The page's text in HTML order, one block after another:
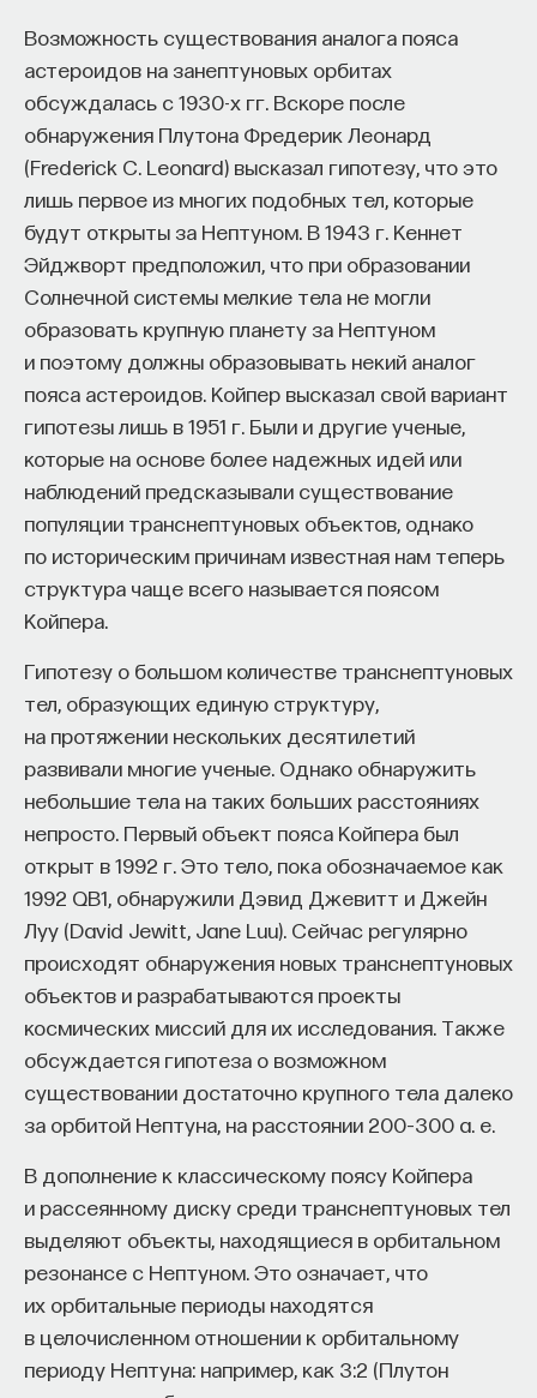
Возможность существования аналога пояса
астероидов на занептуновых орбитах
обсуждалась с 1930-х гг. Вскоре после
обнаружения Плутона Фредерик Леонард
(Frederick C. Leonard) высказал гипотезу, что это
лишь первое из многих подобных тел, которые
будут открыты за Нептуном. В 1943 г. Кеннет
Эйджворт предположил, что при образовании
Солнечной системы мелкие тела не могли
образовать крупную планету за Нептуном
и поэтому должны образовывать некий аналог
пояса астероидов. Койпер высказал свой вариант
гипотезы лишь в 1951 г. Были и другие ученые,
которые на основе более надежных идей или
наблюдений предсказывали существование
популяции транснептуновых объектов, однако
по историческим причинам известная нам теперь
структура чаще всего называется поясом
Койпера.
Гипотезу о большом количестве транснептуновых
тел, образующих единую структуру,
на протяжении нескольких десятилетий
развивали многие ученые. Однако обнаружить
небольшие тела на таких больших расстояниях
непросто. Первый объект пояса Койпера был
открыт в 1992 г. Это тело, пока обозначаемое как
1992 QB1, обнаружили Дэвид Джевитт и Джейн
Луу (David Jewitt, Jane Luu). Сейчас регулярно
происходят обнаружения новых транснептуновых
объектов и разрабатываются проекты
космических миссий для их исследования. Также
обсуждается гипотеза о возможном
существовании достаточно крупного тела далеко
за орбитой Нептуна, на расстоянии 200–300 a. е.
В дополнение к классическому поясу Койпера
и рассеянному диску среди транснептуновых тел
выделяют объекты, находящиеся в орбитальном
резонансе с Нептуном. Это означает, что
их орбитальные периоды находятся
в целочисленном отношении к орбитальному
периоду Нептуна: например, как 3:2 (Плутон
применены, и поможет найти международную
deep techили биотех компанию, где человек
сможет раскрыть свои таланты.​ Для тех, кто ещё
набирается опыта, сервис предлагает вебинары
и индивидуальные консультации, чтобы понять,
как развить необходимые навыки. Позднее будет
запущена серия спецпроектов, рассказывающих
о разных индустриях и их устройстве.​
Если у вас есть STEM-образование или опыт
в исследовательской сфере — это ваш шанс
выйти на глобальный уровень. Помогите вместе
приблизить Четвёртую индустриальную
революцию и найти своё место в инновационном
будущем! ​
Заполните анкету и загрузите своё резюме,
чтобы стать участником программы:
https://postnauka.org/link/tal1125_blog1
11/24/2025
НАПИСАТЬ НАМ
НАД МАТЕРИАЛОМ РАБОТАЛИ
ПостНаука
команда ПостНауки
Сения Долгачева
редактор ПостНауки
644 публикации
ТЕХНОЛОГИИ МАТЕМАТИКА ОБРАЗОВАНИЕ
НАУКА БИОТЕХНОЛОГИИ
ПРОГРАММНАЯ ИНЖЕНЕРИЯ ТОЧНЫЕ НАУКИ
с фотоэлектрической панелью. Свет, который
не поглощен в ней, будет проходить дальше,
приниматься нагревателем воды и создавать пар.
При этом будет возможность запаса энергии.
Схема гибридной фотоэлектрическо-термосолнечной
установки.
Электростанции, использующие одновременно
солнечную энергию и энергию ветра, сегодня
достаточно распространены. Но это не совсем
гибрид. Дело в том, что ветровые установки
нельзя поставить близко друг к другу: они просто
не будут работать. Таким образом большое
количество площади остается
неиспользованным. Ее можно занять
фотоэлектрическими батареями. С точки зрения
использования площади такая станция может
называться гибридом, но нужно понимать, что это
два типа независимо работающих приборов.